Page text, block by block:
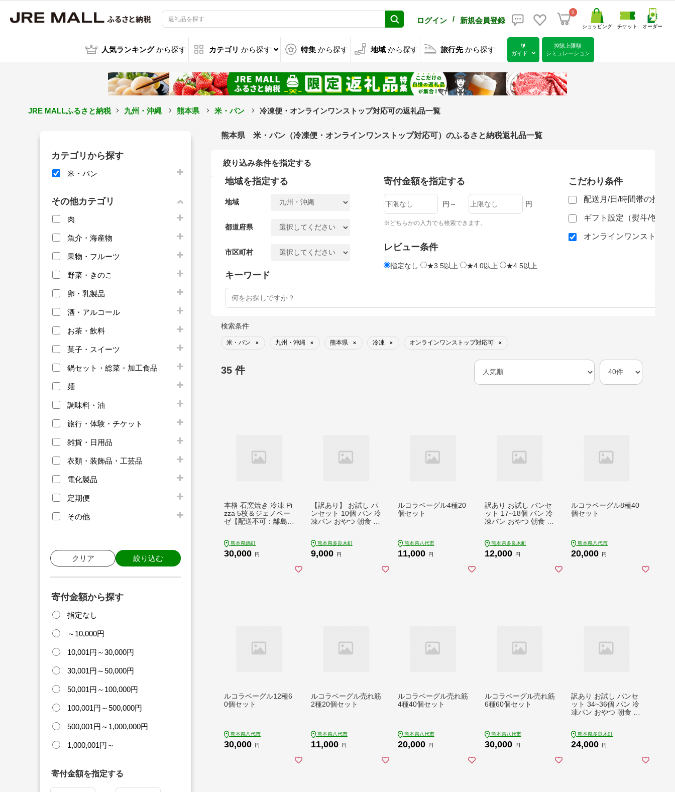
ログイン / 新規会員登録
0
ショッピング チケット オーダー
人気ランキング から探す カテゴリ から探す 特集 から探す 地域 から探す 旅行先 から探す
🔰
ガイド
控除上限額
シミュレーション
JRE MALLふるさと納税 九州・沖縄 熊本県 米・パン 冷凍便・オンラインワンストップ対応可の返礼品一覧
カテゴリから探す
米・パン
その他カテゴリ
肉
魚介・海産物
果物・フルーツ
野菜・きのこ
卵・乳製品
酒・アルコール
お茶・飲料
菓子・スイーツ
鍋セット・総菜・加工食品
麺
調味料・油
旅行・体験・チケット
雑貨・日用品
衣類・装飾品・工芸品
電化製品
定期便
その他
クリア 絞り込む
寄付金額から探す
指定なし
～10,000円
10,001円～30,000円
30,001円～50,000円
50,001円～100,000円
100,001円～500,000円
500,001円～1,000,000円
1,000,001円～
寄付金額を指定する
熊本県 米・パン（冷凍便・オンラインワンストップ対応可）のふるさと納税返礼品一覧
絞り込み条件を指定する
地域を指定する
地域
都道府県
市区町村
寄付金額を指定する
円～ 円
※どちらかの入力でも検索できます。
レビュー条件
指定なし ★3.5以上 ★4.0以上 ★4.5以上
こだわり条件
配送月/日/時間帯の指定
ギフト設定（熨斗/包装
オンラインワンストップ
キーワード
検索条件
米・パン × 九州・沖縄 × 熊本県 × 冷凍 × オンラインワンストップ対応可 ×
35 件
本格 石窯焼き 冷凍 Pi
zza 5枚＆ジェノベー
ゼ【配送不可：離島】
熊本県錦町
30,000 円
【訳あり】 お試し パ
ンセット 10個 パン 冷
凍パン おやつ 朝食 食
人気 1万円 以下 112-
0501
熊本県多良木町
9,000 円
ルコラベーグル4種20
個セット
熊本県八代市
11,000 円
訳あり お試し パンセ
ット 17~18個 パン 冷
凍パン おやつ 朝食 食
人気 112-0502
熊本県多良木町
12,000 円
ルコラベーグル8種40
個セット
熊本県八代市
20,000 円
ルコラベーグル12種6
0個セット
熊本県八代市
30,000 円
ルコラベーグル売れ筋
2種20個セット
熊本県八代市
11,000 円
ルコラベーグル売れ筋
4種40個セット
熊本県八代市
20,000 円
ルコラベーグル売れ筋
6種60個セット
熊本県八代市
30,000 円
訳あり お試し パンセ
ット 34~36個 パン 冷
凍パン おやつ 朝食 食
0503
熊本県多良木町
24,000 円